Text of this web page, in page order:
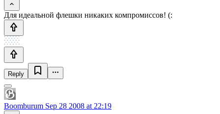
Для идеальной флешки никаких компромиссов! (:
Reply
Boomburum Sep 28 2008 at 22:19